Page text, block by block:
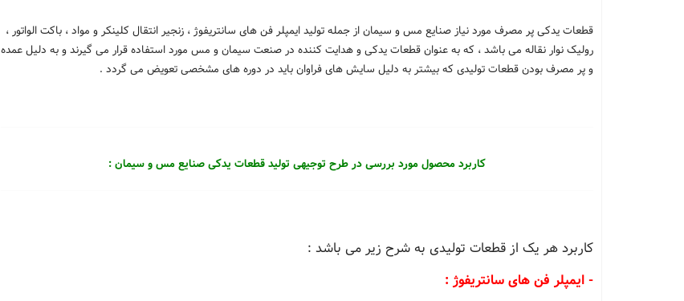
قطعات یدکی پر مصرف مورد نیاز صنایع مس و سیمان از جمله تولید ایمپلر فن های سانتریفوژ ، زنجیر انتقال کلینکر و مواد ، باکت الواتور ،
رولیک نوار نقاله می باشد ، که به عنوان قطعات یدکی و هدایت کننده در صنعت سیمان و مس مورد استفاده قرار می گیرند و به دلیل عمده
و پر مصرف بودن قطعات تولیدی که بیشتر به دلیل سایش های فراوان باید در دوره های مشخصی تعویض می گردد .
کاربرد محصول مورد بررسی در طرح توجیهی تولید قطعات یدکی صنایع مس و سیمان :
کاربرد هر یک از قطعات تولیدی به شرح زیر می باشد :
- ایمپلر فن های سانتریفوژ :